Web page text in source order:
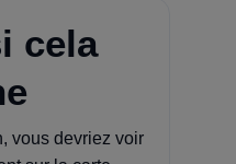
cela
vous devriez voir